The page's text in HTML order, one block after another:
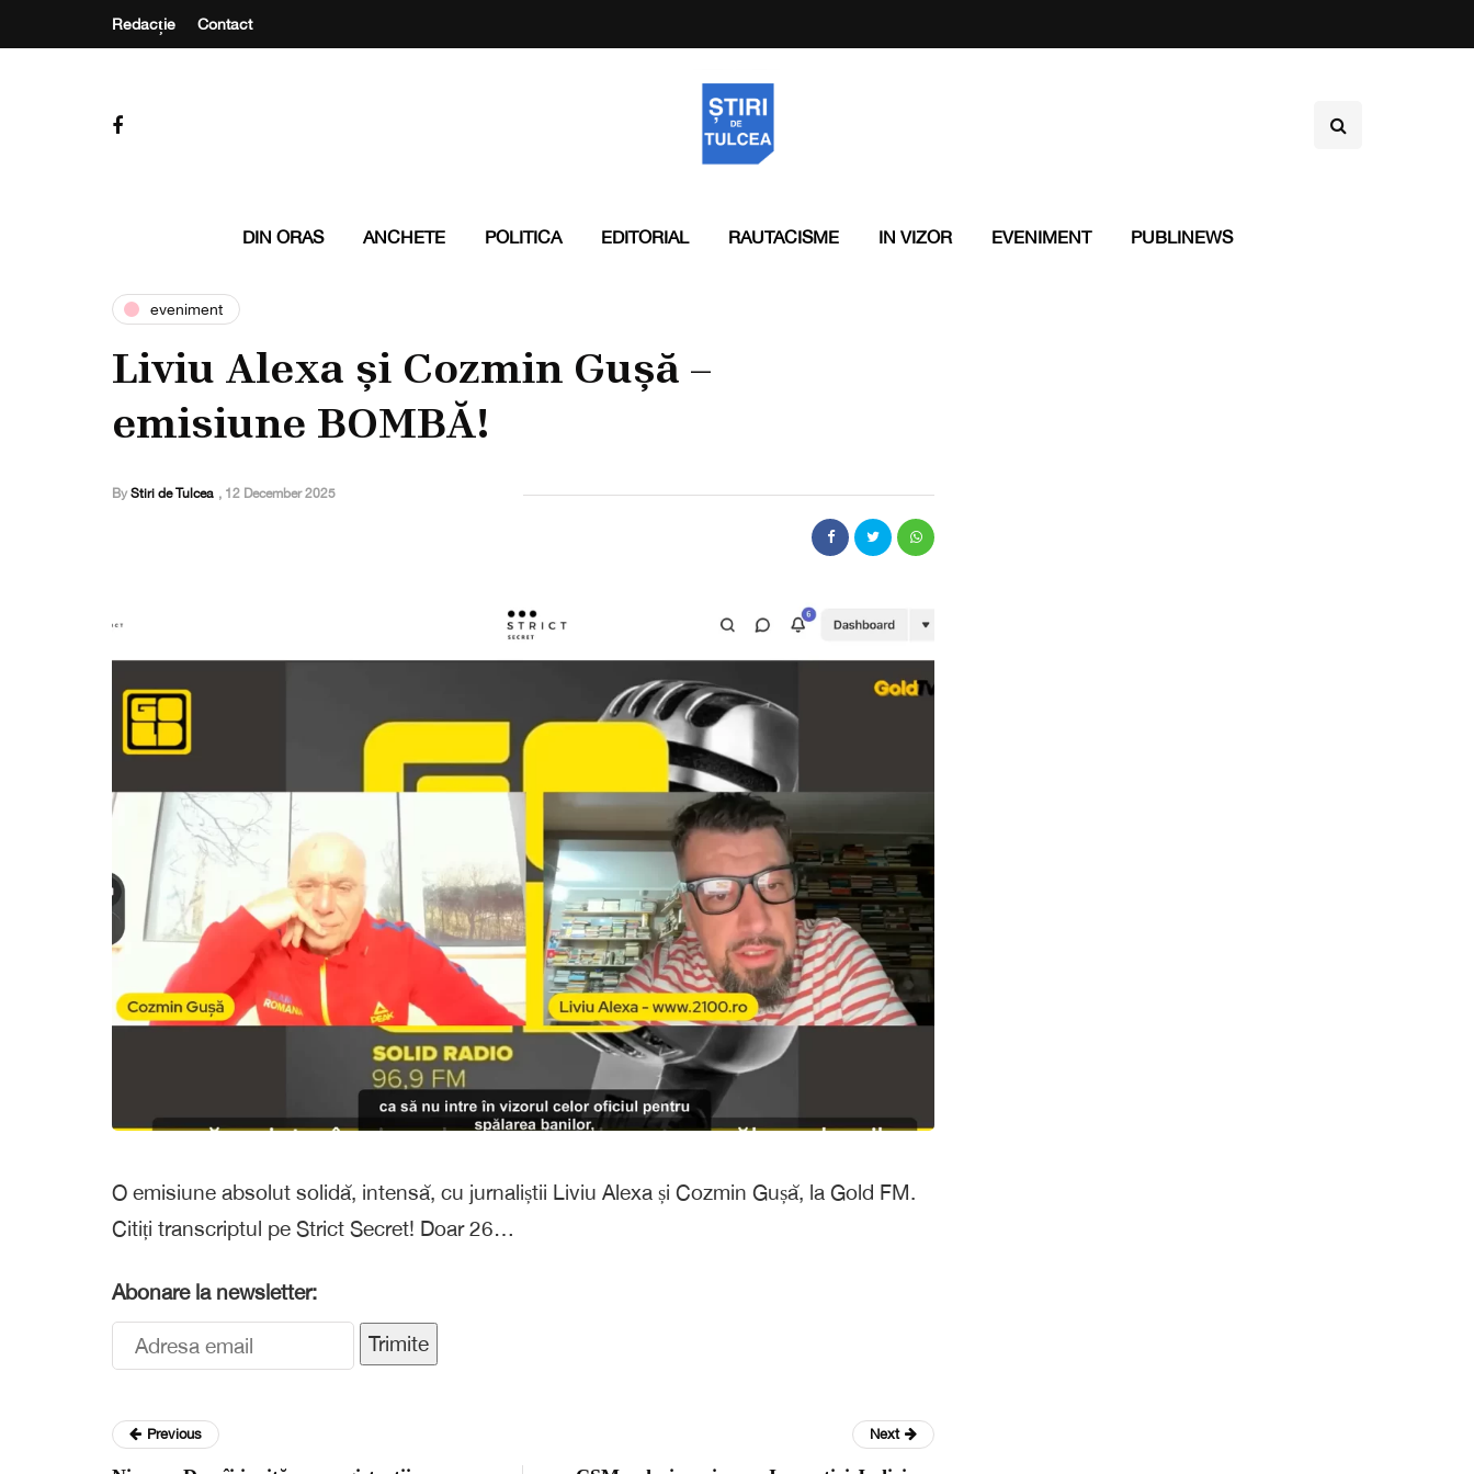
Redacție Contact
DIN ORAS ANCHETE POLITICA EDITORIAL RAUTACISME IN VIZOR EVENIMENT PUBLINEWS
eveniment
Liviu Alexa și Cozmin Gușă –
emisiune BOMBĂ!
By Stiri de Tulcea , 12 December 2025
O emisiune absolut solidă, intensă, cu jurnaliștii Liviu Alexa și Cozmin Gușă, la Gold FM.
Citiți transcriptul pe Strict Secret! Doar 26…
Abonare la newsletter:
Trimite
Previous Next